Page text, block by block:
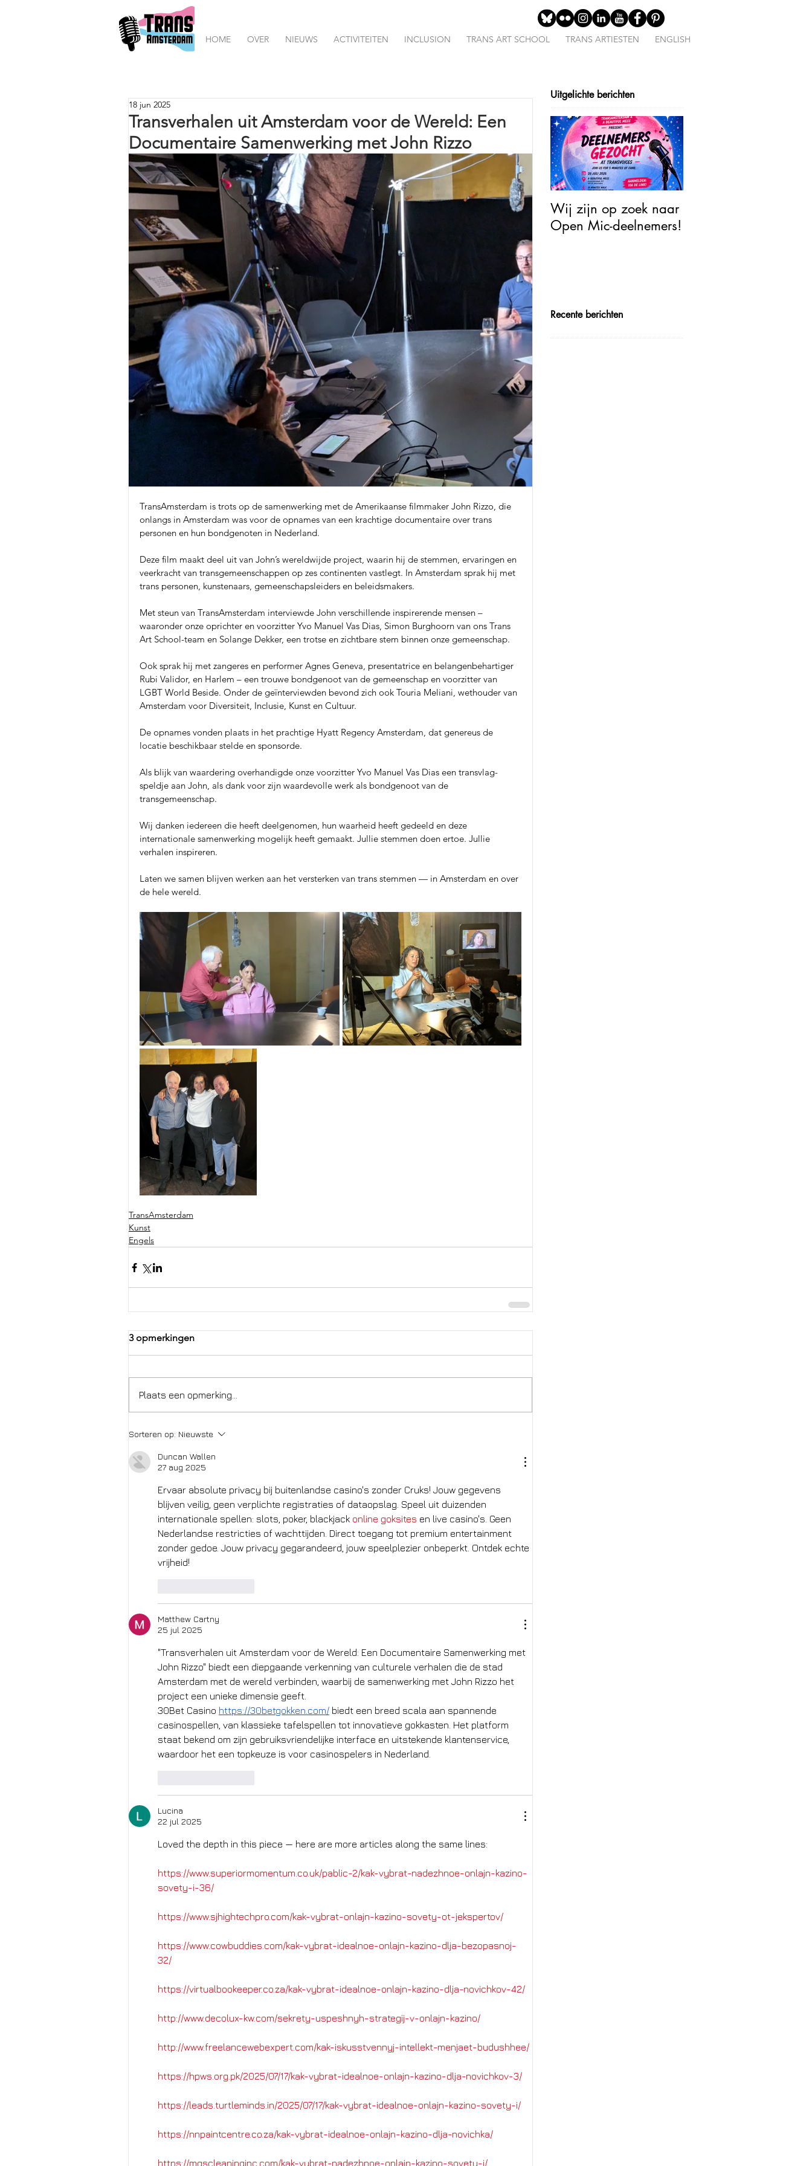
HOME OVER NIEUWS ACTIVITEITEN INCLUSION TRANS ART SCHOOL TRANS ARTIESTEN ENGLISH
Transverhalen uit Amsterdam voor de Wereld: Een
Documentaire Samenwerking met John Rizzo
18 jun 2025
TransAmsterdam is trots op de samenwerking met de Amerikaanse filmmaker John Rizzo, die
onlangs in Amsterdam was voor de opnames van een krachtige documentaire over trans
personen en hun bondgenoten in Nederland.
Deze film maakt deel uit van John’s wereldwijde project, waarin hij de stemmen, ervaringen en
veerkracht van transgemeenschappen op zes continenten vastlegt. In Amsterdam sprak hij met
trans personen, kunstenaars, gemeenschapsleiders en beleidsmakers.
Met steun van TransAmsterdam interviewde John verschillende inspirerende mensen –
waaronder onze oprichter en voorzitter Yvo Manuel Vas Dias, Simon Burghoorn van ons Trans
Art School-team en Solange Dekker, een trotse en zichtbare stem binnen onze gemeenschap.
Ook sprak hij met zangeres en performer Agnes Geneva, presentatrice en belangenbehartiger
Rubi Validor, en Harlem – een trouwe bondgenoot van de gemeenschap en voorzitter van
LGBT World Beside. Onder de geïnterviewden bevond zich ook Touria Meliani, wethouder van
Amsterdam voor Diversiteit, Inclusie, Kunst en Cultuur.
De opnames vonden plaats in het prachtige Hyatt Regency Amsterdam, dat genereus de
locatie beschikbaar stelde en sponsorde.
Als blijk van waardering overhandigde onze voorzitter Yvo Manuel Vas Dias een transvlag-
speldje aan John, als dank voor zijn waardevolle werk als bondgenoot van de
transgemeenschap.
Wij danken iedereen die heeft deelgenomen, hun waarheid heeft gedeeld en deze
internationale samenwerking mogelijk heeft gemaakt. Jullie stemmen doen ertoe. Jullie
verhalen inspireren.
Laten we samen blijven werken aan het versterken van trans stemmen — in Amsterdam en over
de hele wereld.
TransAmsterdam
Kunst
Engels
3 opmerkingen
Plaats een opmerking...
Sorteren op: Nieuwste
Duncan Wallen
27 aug 2025
Ervaar absolute privacy bij buitenlandse casino's zonder Cruks! Jouw gegevens
blijven veilig, geen verplichte registraties of dataopslag. Speel uit duizenden
internationale spellen: slots, poker, blackjack online goksites en live casino's. Geen
Nederlandse restricties of wachttijden. Direct toegang tot premium entertainment
zonder gedoe. Jouw privacy gegarandeerd, jouw speelplezier onbeperkt. Ontdek echte
vrijheid!
Matthew Cartny
25 jul 2025
"Transverhalen uit Amsterdam voor de Wereld: Een Documentaire Samenwerking met
John Rizzo" biedt een diepgaande verkenning van culturele verhalen die de stad
Amsterdam met de wereld verbinden, waarbij de samenwerking met John Rizzo het
project een unieke dimensie geeft.
30Bet Casino https://30betgokken.com/ biedt een breed scala aan spannende
casinospellen, van klassieke tafelspellen tot innovatieve gokkasten. Het platform
staat bekend om zijn gebruiksvriendelijke interface en uitstekende klantenservice,
waardoor het een topkeuze is voor casinospelers in Nederland.
Lucina
22 jul 2025
Loved the depth in this piece — here are more articles along the same lines:
https://www.superiormomentum.co.uk/pablic-2/kak-vybrat-nadezhnoe-onlajn-kazino-
sovety-i-36/
https://www.sjhightechpro.com/kak-vybrat-onlajn-kazino-sovety-ot-jekspertov/
https://www.cowbuddies.com/kak-vybrat-idealnoe-onlajn-kazino-dlja-bezopasnoj-
32/
https://virtualbookeeper.co.za/kak-vybrat-idealnoe-onlajn-kazino-dlja-novichkov-42/
http://www.decolux-kw.com/sekrety-uspeshnyh-strategij-v-onlajn-kazino/
http://www.freelancewebexpert.com/kak-iskusstvennyj-intellekt-menjaet-budushhee/
https://hpws.org.pk/2025/07/17/kak-vybrat-idealnoe-onlajn-kazino-dlja-novichkov-3/
https://leads.turtleminds.in/2025/07/17/kak-vybrat-idealnoe-onlajn-kazino-sovety-i/
https://nnpaintcentre.co.za/kak-vybrat-idealnoe-onlajn-kazino-dlja-novichka/
https://mgscleaninginc.com/kak-vybrat-nadezhnoe-onlajn-kazino-sovety-i/
Uitgelichte berichten
Wij zijn op zoek naar
Open Mic-deelnemers!
Recente berichten